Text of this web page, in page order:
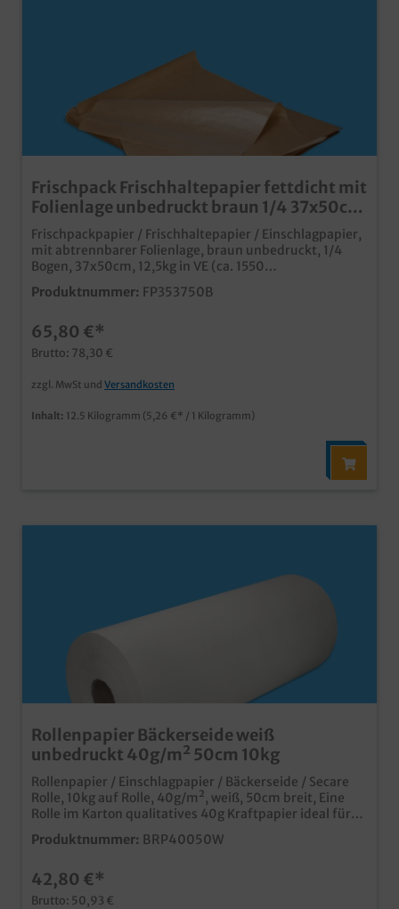
Frischpack Frischhaltepapier fettdicht mit
Folienlage unbedruckt braun 1/4 37x50cm
12,5kg
Frischpackpapier / Frischhaltepapier / Einschlagpapier,
mit abtrennbarer Folienlage, braun unbedruckt, 1/4
Bogen, 37x50cm, 12,5kg in VE (ca. 1550
Blatt)praktisches Einschlagpapier mit abtrennbarer
Folienlageunbedruckt braun, für vielseitige
FettdichtigkeitPapier und Folie sind für die Entsorgung
schnell trennbarideal für Fleisch, Wurstaufschnitt, Käse
oder fettige Imbiss- und Fastfood Produkteauch
individuell bedruckbar, bereits ab 300kg
Produktnummer: FP353750B
65,80 €*
Brutto: 78,30 €
zzgl. MwSt und Versandkosten
Inhalt: 12.5 Kilogramm (5,26 €* / 1 Kilogramm)
Rollenpapier Bäckerseide weiß
unbedruckt 40g/m² 50cm 10kg
Rollenpapier / Einschlagpapier / Bäckerseide / Secare
Rolle, 10kg auf Rolle, 40g/m², weiß, 50cm breit, Eine
Rolle im Karton qualitatives 40g Kraftpapier ideal für
Kuchen, Torten, Backwaren und Snacks in
weiß/unbedruckt für den vielseitigen Einsatz
Konditoreibedarf Gern erstellen wir Ihnen ein
leistungsfähiges Angebot zu Einschlagpapier mit Ihrem
Produktnummer: BRP40050W
42,80 €*
Brutto: 50,93 €